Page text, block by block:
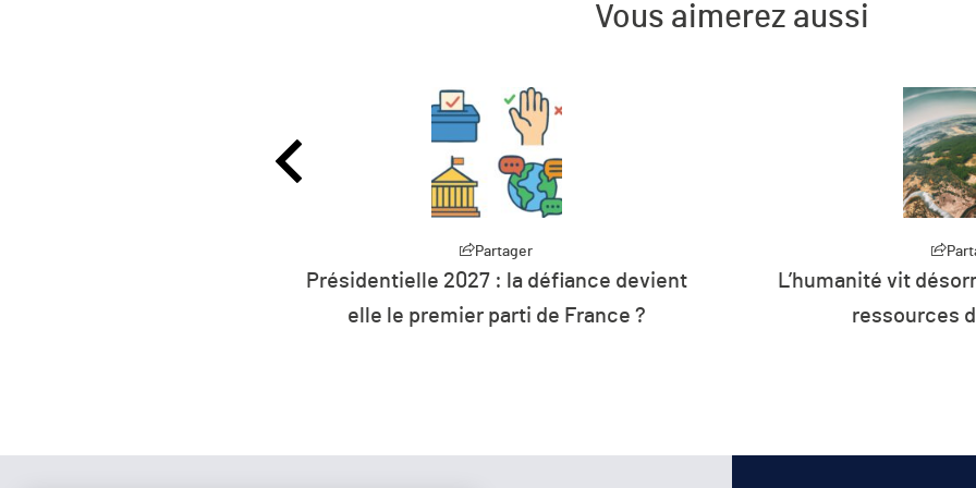
Vous aimerez aussi
Partager
L’humanité vit désormais à crédit sur les
ressources de la planète
Plus de 26 % de